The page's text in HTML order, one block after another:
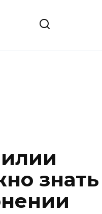
знать